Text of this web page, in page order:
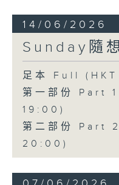
14/06/2026
Sunday隨
足本 Full
第一部份 Part
19:00)
第二部份 Part
20:00)